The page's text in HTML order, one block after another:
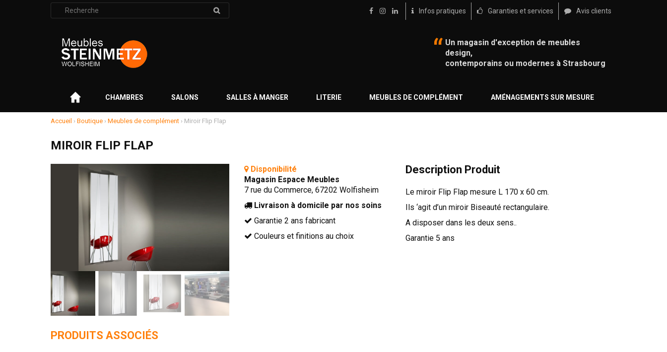
Rechercher
:
Infos pratiques Garanties et services Avis clients
Un magasin d'exception de meubles
design,
contemporains ou modernes à Strasbourg
CHAMBRES SALONS SALLES À MANGER LITERIE MEUBLES DE COMPLÉMENT AMÉNAGEMENTS SUR MESURE
Accueil › Boutique › Meubles de complément › Miroir Flip Flap
MIROIR FLIP FLAP
Disponibilité
Magasin Espace Meubles
7 rue du Commerce, 67202 Wolfisheim
Livraison à domicile par nos soins
Garantie 2 ans fabricant
Couleurs et finitions au choix
Description Produit
Le miroir Flip Flap mesure L 170 x 60 cm.
Ils ‘agit d’un miroir Biseauté rectangulaire.
A disposer dans les deux sens..
Garantie 5 ans
PRODUITS ASSOCIÉS